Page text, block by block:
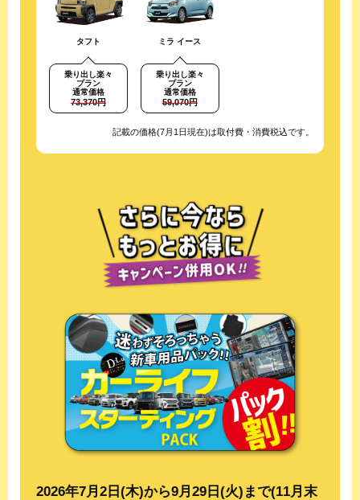
タフト
乗り出し楽々
プラン
通常価格
73,370円
ミラ イース
乗り出し楽々
プラン
通常価格
59,070円
記載の価格(7月1日現在)は取付費・消費税込です。
2026年7月2日(木)から9月29日(火)まで(11月末